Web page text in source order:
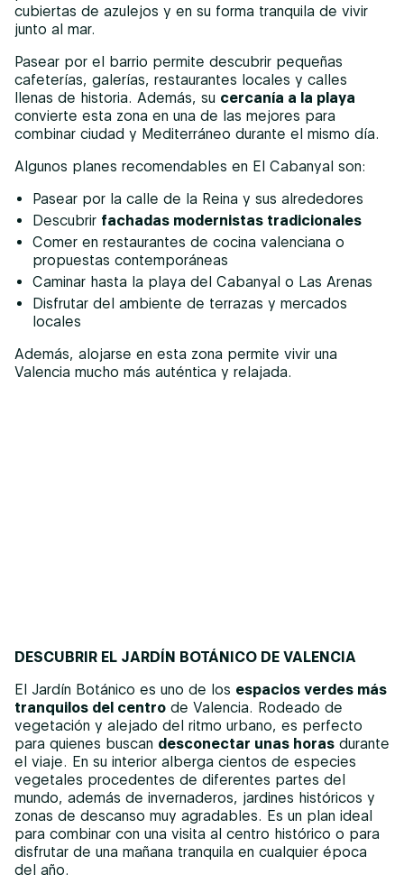
cubiertas de azulejos y en su forma tranquila de vivir
junto al mar.
Pasear por el barrio permite descubrir pequeñas
cafeterías, galerías, restaurantes locales y calles
llenas de historia. Además, su cercanía a la playa
convierte esta zona en una de las mejores para
combinar ciudad y Mediterráneo durante el mismo día.
Algunos planes recomendables en El Cabanyal son:
Pasear por la calle de la Reina y sus alrededores
Descubrir fachadas modernistas tradicionales
Comer en restaurantes de cocina valenciana o
propuestas contemporáneas
Caminar hasta la playa del Cabanyal o Las Arenas
Disfrutar del ambiente de terrazas y mercados
locales
Además, alojarse en esta zona permite vivir una
Valencia mucho más auténtica y relajada.
DESCUBRIR EL JARDÍN BOTÁNICO DE VALENCIA
El Jardín Botánico es uno de los espacios verdes más
tranquilos del centro de Valencia. Rodeado de
vegetación y alejado del ritmo urbano, es perfecto
para quienes buscan desconectar unas horas durante
el viaje. En su interior alberga cientos de especies
vegetales procedentes de diferentes partes del
mundo, además de invernaderos, jardines históricos y
zonas de descanso muy agradables. Es un plan ideal
para combinar con una visita al centro histórico o para
disfrutar de una mañana tranquila en cualquier época
del año.